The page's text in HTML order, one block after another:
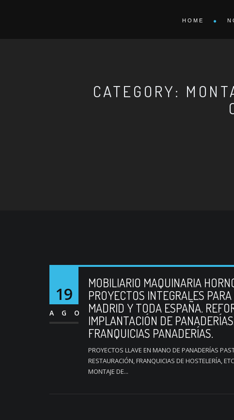
HOME
CATEGORY:
19
AGO
MOBILIARIO MAQUINARIA
PROYECTOS INTEGRALES
MADRID Y TODA ESPAÑA.
IMPLANTACIÓN DE
FRANQUICIAS PANADERÍAS.
PROYECTOS LLAVE EN MANO DE PANADERÍAS
RESTAURACIÓN, FRANQUICIAS DE HOSTELERÍA,
MONTAJE DE...